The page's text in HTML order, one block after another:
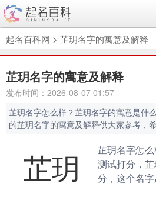
起名百科网 > 芷玥名字的寓意及解释
芷玥名字的寓意及解释
发布时间：2026-08-07 01:57
芷玥名字怎么样？芷玥名字的寓意是什
的芷玥名字的寓意及解释供大家参考，
芷玥
芷玥名字怎
测试打分，
分，这个名